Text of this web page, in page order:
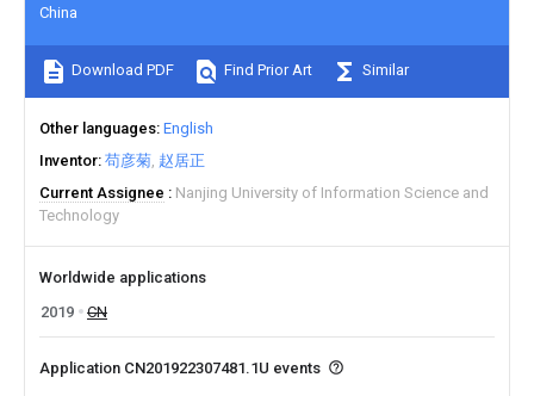
China
Download PDF Find Prior Art Similar
Other languages English
Inventor 苟彦菊 赵居正
Current Assignee
Nanjing University of Information Science and
Technology
Worldwide applications
2019
CN
Application CN201922307481.1U events